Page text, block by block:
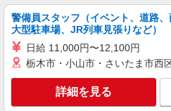
通費全支給(ガソ
富士吉田市
キープ
株式会社kotrio /●MT-H-1977281
警備員スタッフ（イベント、道路、
大型駐車場、JR列車見張りなど）
日給 11,000円〜12,100円
栃木市・小山市・さいたま市西
詳細を見る